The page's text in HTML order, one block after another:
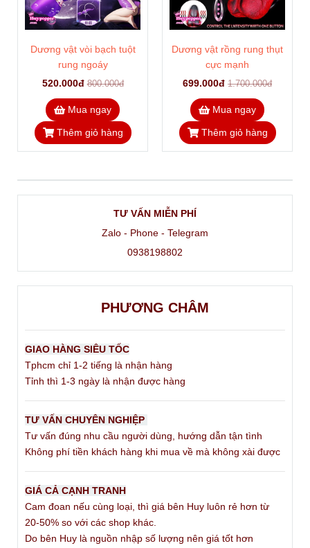
Dương vật vòi bạch tuột
rung ngoáy
520.000đ 800.000đ
Mua ngay
Thêm giỏ hàng
Dương vật rồng rung thụt
cực mạnh
699.000đ 1.700.000đ
Mua ngay
Thêm giỏ hàng
TƯ VẤN MIỄN PHÍ
Zalo - Phone - Telegram
0938198802
PHƯƠNG CHÂM
GIAO HÀNG SIÊU TỐC
Tphcm chỉ 1-2 tiếng là nhận hàng
Tỉnh thì 1-3 ngày là nhận được hàng
TƯ VẤN CHUYÊN NGHIỆP
Tư vấn đúng nhu cầu người dùng, hướng dẫn tận tình
Không phí tiền khách hàng khi mua về mà không xài được
GIÁ CẢ CẠNH TRANH
Cam đoan nếu cùng loại, thì giá bên Huy luôn rẻ hơn từ
20-50% so với các shop khác.
Do bên Huy là nguồn nhập số lượng nên giá tốt hơn